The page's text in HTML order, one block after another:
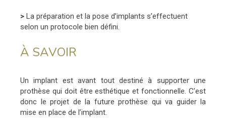
> La préparation et la pose d’implants s’effectuent
selon un protocole bien défini.
À SAVOIR
Un implant est avant tout destiné à supporter une
prothèse qui doit être esthétique et fonctionnelle. C’est
donc le projet de la future prothèse qui va guider la
mise en place de l’implant.